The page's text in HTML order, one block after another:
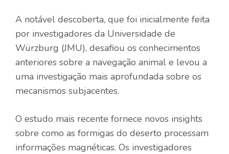
A notável descoberta, que foi inicialmente feita
por investigadores da Universidade de
Würzburg (JMU), desafiou os conhecimentos
anteriores sobre a navegação animal e levou a
uma investigação mais aprofundada sobre os
mecanismos subjacentes.
O estudo mais recente fornece novos insights
sobre como as formigas do deserto processam
informações magnéticas. Os investigadores